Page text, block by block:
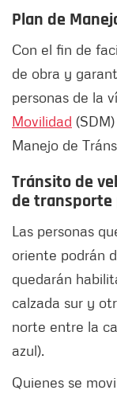
Plan de
Con el fin de
de obra y
personas de la
Movilidad
Manejo de
Tránsito de
de transporte
Las personas
oriente podrán
quedarán
calzada sur y
norte entre la
azul).
Quienes se